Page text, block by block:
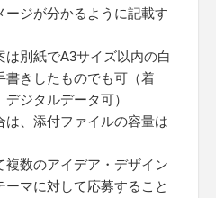
ージが分かるように記載す
別紙でA3サイズ以内の白
書きしたものでも可（着
ジタルデータ可）
、添付ファイルの容量は
数のアイデア・デザイン
ーマに対して応募すること